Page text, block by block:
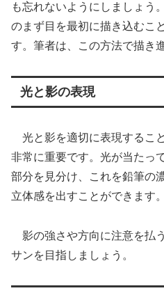
も忘れないようにしましょう
のまず目を最初に描き込むこ
す。筆者は、この方法で描き
光と影の表現
光と影を適切に表現するこ
非常に重要です。光が当たっ
部分を見分け、これを鉛筆の
立体感を出すことができます。
影の強さや方向に注意を払
サンを目指しましょう。